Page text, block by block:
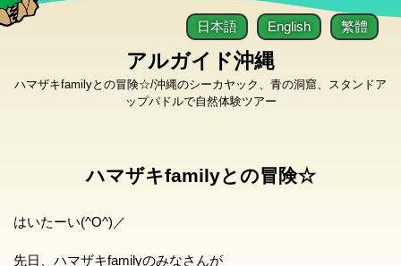
アルガイド沖縄
ハマザキfamilyとの冒険☆/沖縄のシーカヤック、青の洞窟、スタンドア
ップパドルで自然体験ツアー
日本語 English 繁體
ハマザキfamilyとの冒険☆
はいたーい(^O^)／
先日、ハマザキfamilyのみなさんが